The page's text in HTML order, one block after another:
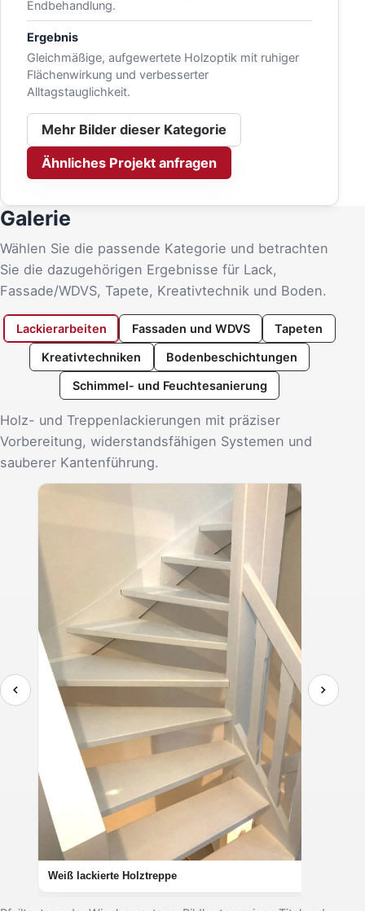
Endbehandlung.
Ergebnis
Gleichmäßige, aufgewertete Holzoptik mit ruhiger
Flächenwirkung und verbesserter
Alltagstauglichkeit.
Mehr Bilder dieser Kategorie
Ähnliches Projekt anfragen
Galerie
Wählen Sie die passende Kategorie und betrachten
Sie die dazugehörigen Ergebnisse für Lack,
Fassade/WDVS, Tapete, Kreativtechnik und Boden.
Lackierarbeiten Fassaden und WDVS Tapeten
Kreativtechniken Bodenbeschichtungen
Schimmel- und Feuchtesanierung
Holz- und Treppenlackierungen mit präziser
Vorbereitung, widerstandsfähigen Systemen und
sauberer Kantenführung.
Weiß lackierte Holztreppe